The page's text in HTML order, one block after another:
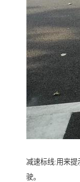
减速标线:用来
驶。